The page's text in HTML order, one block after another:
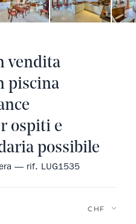
vendita
piscina
ospiti e
possibile
— rif. LUG1535